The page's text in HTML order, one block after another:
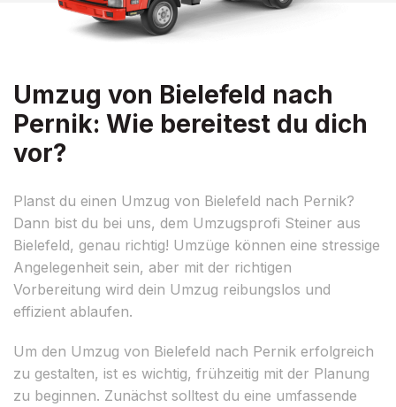
Umzug von Bielefeld nach
Pernik: Wie bereitest du dich
vor?
Planst du einen Umzug von Bielefeld nach Pernik?
Dann bist du bei uns, dem Umzugsprofi Steiner aus
Bielefeld, genau richtig! Umzüge können eine stressige
Angelegenheit sein, aber mit der richtigen
Vorbereitung wird dein Umzug reibungslos und
effizient ablaufen.
Um den Umzug von Bielefeld nach Pernik erfolgreich
zu gestalten, ist es wichtig, frühzeitig mit der Planung
zu beginnen. Zunächst solltest du eine umfassende